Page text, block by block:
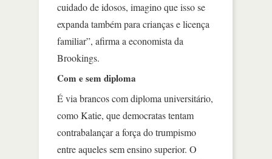
cuidado de idosos, imagino que isso se
expanda também para crianças e licença
familiar”, afirma a economista da
Brookings.
Com e sem diploma
É via brancos com diploma universitário,
como Katie, que democratas tentam
contrabalançar a força do trumpismo
entre aqueles sem ensino superior. O